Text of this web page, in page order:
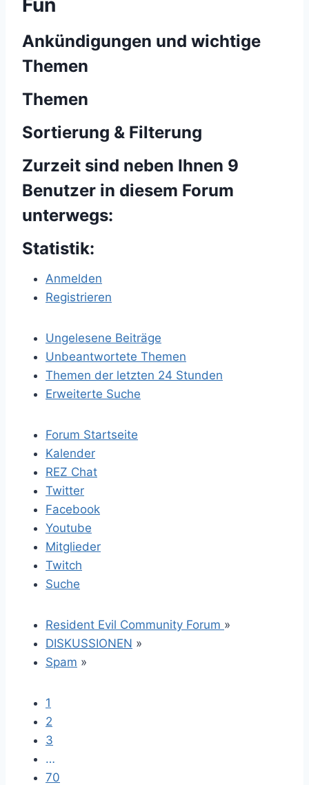
Fun
Ankündigungen und wichtige
Themen
Themen
Sortierung & Filterung
Zurzeit sind neben Ihnen 9
Benutzer in diesem Forum
unterwegs:
Statistik:
Anmelden
Registrieren
Ungelesene Beiträge
Unbeantwortete Themen
Themen der letzten 24 Stunden
Erweiterte Suche
Forum Startseite
Kalender
REZ Chat
Twitter
Facebook
Youtube
Mitglieder
Twitch
Suche
Resident Evil Community Forum »
DISKUSSIONEN »
Spam »
1
2
3
…
70